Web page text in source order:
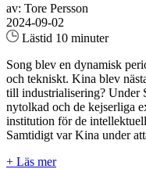
av: Tore Persson
2024-09-02
Lästid 10 minuter
Song blev en dynamisk
och tekniskt. Kina blev
till industrialisering? Under
nytolkad och de kejserliga
institution för de
Samtidigt var Kina under
+ Läs mer